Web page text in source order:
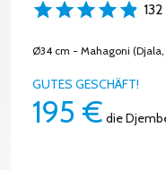
Ø34 cm - Mahagoni
GUTES GESCHÄFT!
195 € die